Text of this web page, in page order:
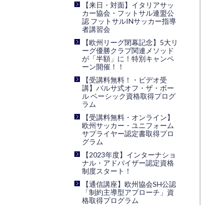
【来日・対面】イタリアサッ
カー協会・フットサル連盟公
認 フットサルINサッカー指導
者講習会
【欧州リーグ閉幕記念】5大リ
ーグ優勝クラブ関連メソッド
が「半額」に！特別キャンペ
ーン開催！！
【受講料無料！・ビデオ受
講】バルサ式オフ・ザ・ボー
ル ベーシック資格取得プログ
ラム
【受講料無料・オンライン】
欧州サッカー・ユニフォーム
サプライヤー認定書取得プロ
グラム
【2023年度】インターナショ
ナル・アドバイザー認定資格
制度スタート！
【通信講座】欧州協会SH公認
「制約主導型アプローチ」資
格取得プログラム